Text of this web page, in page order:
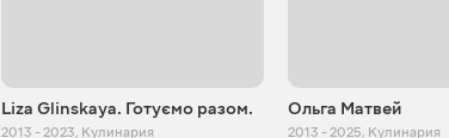
Liza Glinskaya. Готуємо разом.
2013 - 2023, Кулинария
Ольга Матвей
2013 - 2025, Кулинария